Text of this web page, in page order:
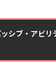
シブ・アビ